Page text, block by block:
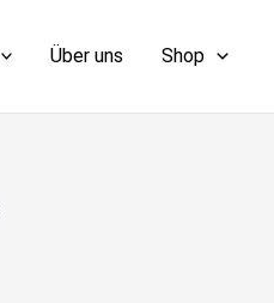
Über uns Shop